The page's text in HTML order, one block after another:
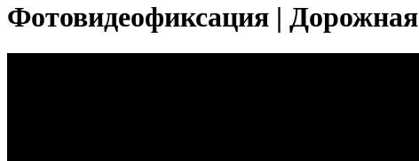
Фотовидеофиксация |